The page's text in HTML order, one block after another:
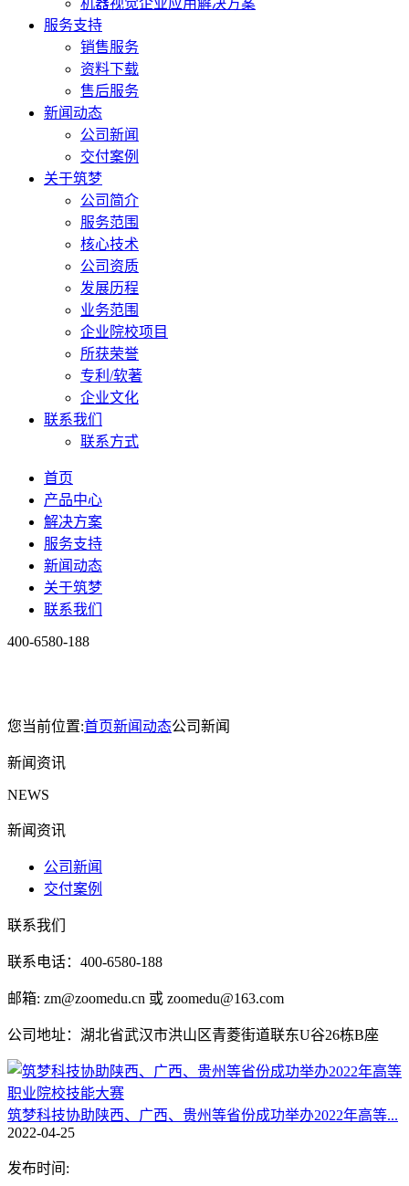
服务支持
销售服务
资料下载
售后服务
新闻动态
公司新闻
交付案例
关于筑梦
公司简介
服务范围
核心技术
公司资质
发展历程
业务范围
企业院校项目
所获荣誉
专利/软著
企业文化
联系我们
联系方式
首页
产品中心
解决方案
服务支持
新闻动态
关于筑梦
联系我们
400-6580-188
您当前位置:首页新闻动态公司新闻
新闻资讯
NEWS
新闻资讯
公司新闻
交付案例
联系我们
联系电话：400-6580-188
邮箱: zm@zoomedu.cn 或 zoomedu@163.com
公司地址：湖北省武汉市洪山区青菱街道联东U谷26栋B座
筑梦科技协助陕西、广西、贵州等省份成功举办2022年高等...
2022-04-25
发布时间: